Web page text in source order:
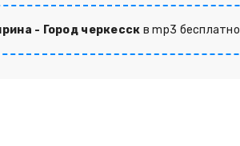
- Город черкесск в mp3 бесплатно